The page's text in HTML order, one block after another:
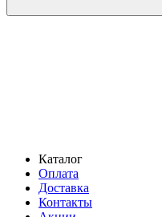
Каталог
Оплата
Доставка
Контакты